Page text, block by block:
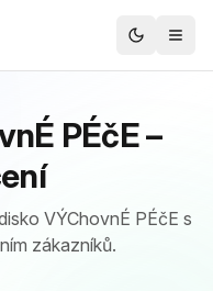
PÉčE –
VÝChovnÉ PÉčE s
zákazníků.